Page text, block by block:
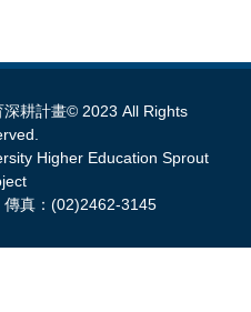
耕計畫© 2023 All Rights
Higher Education Sprout
真：(02)2462-3145